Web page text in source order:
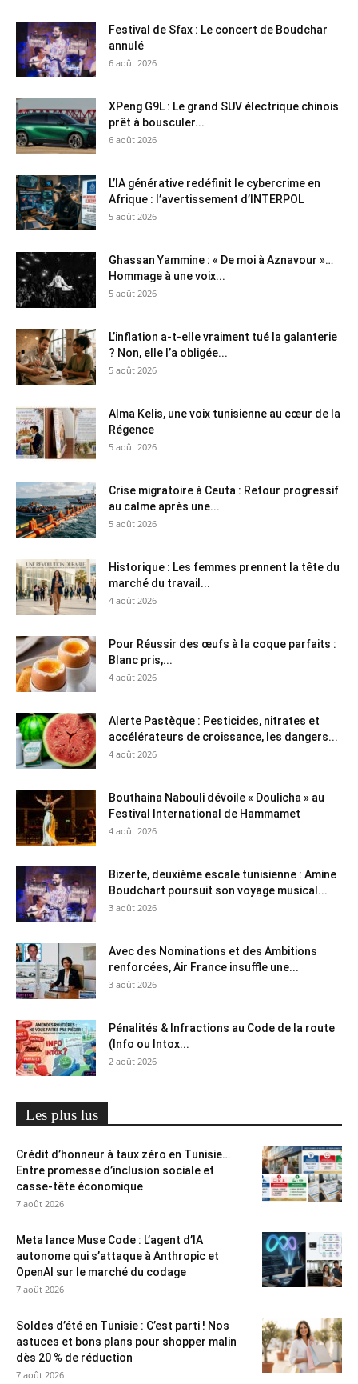
Festival de Sfax : Le concert de Boudchar
annulé
6 août 2026
XPeng G9L : Le grand SUV électrique chinois
prêt à bousculer...
6 août 2026
L’IA générative redéfinit le cybercrime en
Afrique : l’avertissement d’INTERPOL
5 août 2026
Ghassan Yammine : « De moi à Aznavour »…
Hommage à une voix...
5 août 2026
L’inflation a-t-elle vraiment tué la galanterie
? Non, elle l’a obligée...
5 août 2026
Alma Kelis, une voix tunisienne au cœur de la
Régence
5 août 2026
Crise migratoire à Ceuta : Retour progressif
au calme après une...
5 août 2026
Historique : Les femmes prennent la tête du
marché du travail...
4 août 2026
Pour Réussir des œufs à la coque parfaits :
Blanc pris,...
4 août 2026
Alerte Pastèque : Pesticides, nitrates et
accélérateurs de croissance, les dangers...
4 août 2026
Bouthaina Nabouli dévoile « Doulicha » au
Festival International de Hammamet
4 août 2026
Bizerte, deuxième escale tunisienne : Amine
Boudchart poursuit son voyage musical...
3 août 2026
Avec des Nominations et des Ambitions
renforcées, Air France insuffle une...
3 août 2026
Pénalités & Infractions au Code de la route
(Info ou Intox...
2 août 2026
Les plus lus
Crédit d’honneur à taux zéro en Tunisie…
Entre promesse d’inclusion sociale et
casse-tête économique
7 août 2026
Meta lance Muse Code : L’agent d’IA
autonome qui s’attaque à Anthropic et
OpenAI sur le marché du codage
7 août 2026
Soldes d’été en Tunisie : C’est parti ! Nos
astuces et bons plans pour shopper malin
dès 20 % de réduction
7 août 2026